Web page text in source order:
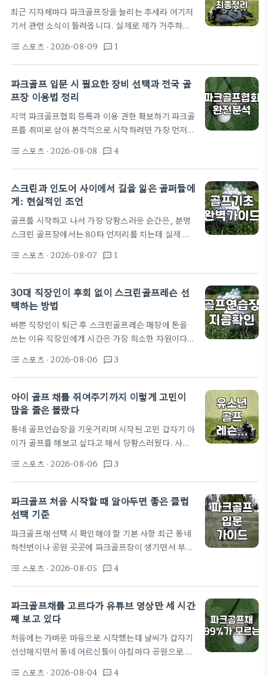
최근 지자체마다 파크골프장을 늘리는 추세라 여기저
기서 관련 소식이 들려옵니다. 실제로 제가 거주하는
우후죽순 생겨나고 있는데, 겉으로 보기엔 근사하지
만 실제 이용자들 사이에서는 기대와 현실 사이의 괴
리가 꽤 큽니다. 파크골프 설치와 관련해 공공시설 확
충이나 개인적인 스크린 시설 창업을 고민하는 분들이
인 비용과 운영의 어려움을 먼저 짚어볼 필요가 있습
니다. 설치 전 반드시 고려해야 할 현실적 문제 파크골
프장 조성은 단순히 잔디를 깔고 홀컵을 파는 것으로
format_list_bulleted 스포츠 · 2026-08-09 textsms 1
파크골프 입문 시 필요한 장비 선택과 전국 골
프장 이용법 정리
지역 파크골프협회 등록과 이용 권한 확보하기 파크골
프를 취미로 삼아 본격적으로 시작하려면 가장 먼저
가입입니다. 공공에서 운영하는 대부분의 파크골프장
은 협회 회원 위주로 운영되거나, 비회원에게는 이용
시간대에 제한을 두는 경우가 많기 때문입니다. 협회
에 가입하는 과정은 생각보다 단순하지만 약간의 시간
신청서를 제출하고, 연회비와 입회비를 납부한 뒤 소
정의 안전 교육이나 규칙 교육을 이수해야 회원증이
발급됩니다. 가입 비용은 지역마다 차이가 있으나 대
format_list_bulleted 스포츠 · 2026-08-08 textsms 4
스크린과 인도어 사이에서 길을 잃은 골퍼들에
게: 현실적인 조언
골프를 시작하고 나서 가장 당황스러운 순간은, 분명
스크린 골프장에서는 80타 언저리를 치는데 실제 인
는 상황을 마주할 때입니다. 저 역시 30대 중반에 골
프에 입문하면서 이 괴리감 때문에 한동안 골프를 때
려칠까 고민했습니다. 흔히들 스크린골프 시뮬레이터
가 인도어보다 거리가 더 나가는 편이라고 하는데, 이
단순히 거리 설정에만 있는 게 아닙니다. 스크린과 인
도어, 도대체 무엇이 문제인가 많은 분이 집 마당이나
사무실에 그물망설치를 해서 연습하곤 합니다. 저도
format_list_bulleted 스포츠 · 2026-08-07 textsms 1
30대 직장인이 후회 없이 스크린골프레슨 선
택하는 방법
바쁜 직장인이 퇴근 후 스크린골프레슨 매장에 돈을
쓰는 이유 직장인에게 시간은 가장 희소한 자원이다.
접근성을 절대적 기준으로 삼는다. 차를 타고 외곽의
인도어 연습장까지 왕복 두 시간을 허비하는 행동은
시간 낭비일 뿐이다. 근래 직장인들 사이에서 스크린
골프레슨 프로그램이 큰 호응을 얻는 배경이다. 날씨
확인하며 연습하는 방식이 확실히 매력적이다. 하지
만 무턱대고 퇴근길 동선에 있는 매장을 등록했다가
후회하는 동료들이 적지 않다. 프로의 지도 방식이나
format_list_bulleted 스포츠 · 2026-08-06 textsms 3
아이 골프 채를 쥐여주기까지 이렇게 고민이
많을 줄은 몰랐다
동네 골프연습장을 기웃거리며 시작된 고민 갑자기 아
이가 골프를 해보고 싶다고 해서 당황스러웠다. 사실
전부인데, 굳이 유소년 골프까지 시켜야 하나 싶기도
했다. 주말에 마트를 다녀오다가 우연히 GDR아카데
미 간판을 보고 들어갔다가, 상담실에서 생각보다 훨
씬 비싼 레슨비 이야기를 듣고는 그냥 나왔다. 3개월
과연 그 돈값을 할 만큼 꾸준히 다닐지 도무지 확신이
서지 않았다. 포항이나 경주 쪽 골프 레슨도 알아봤지
만, 거리가 멀어지면 결국 내가 데려다주는 게 일이라
format_list_bulleted 스포츠 · 2026-08-06 textsms 3
파크골프 처음 시작할 때 알아두면 좋은 클럽
선택 기준
파크골프채 선택 시 확인해야 할 기본 사항 최근 동네
하천변이나 공원 곳곳에 파크골프장이 생기면서 부모
다. 파크골프는 일반 골프와 달리 클럽 하나로 모든 경
기를 진행하기 때문에 처음 장비를 고를 때 신중함이
필요합니다. 보통 매장에 방문하면 킹스타, 니탁스,
렌스메이트 등 다양한 브랜드가 나열되어 있어 고민이
무게와 헤드의 재질입니다. 여성 입문자의 경우 남성
용보다 조금 더 가볍고 컨트롤이 쉬운 모델을 찾는 것
이 좋습니다. 킹스타 등 주요 브랜드와 가격대 형성 파
format_list_bulleted 스포츠 · 2026-08-05 textsms 4
파크골프채를 고르다가 유튜브 영상만 세 시간
째 보고 있다
처음에는 가벼운 마음으로 시작했는데 날씨가 갑자기
선선해지면서 동네 어르신들이 아침마다 공원으로 나
format_list_bulleted 스포츠 · 2026-08-04 textsms 4